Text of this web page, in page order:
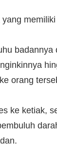
orang
ke ketiak,